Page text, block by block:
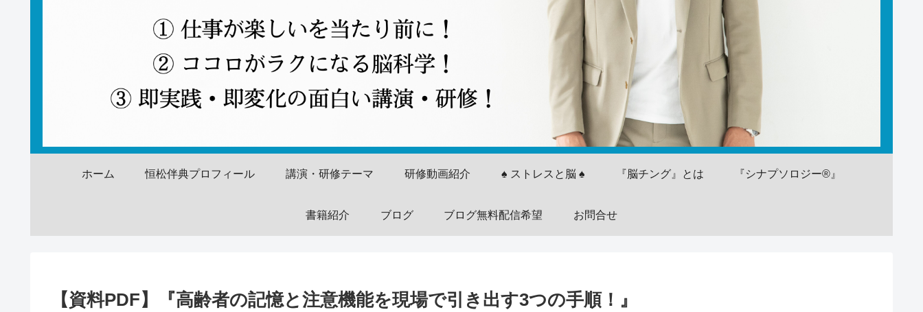
ホーム 恒松伴典プロフィール 講演・研修テーマ 研修動画紹介 ♠ ストレスと脳 ♠ 『脳チング』とは 『シナプソロジー®』
書籍紹介 ブログ ブログ無料配信希望 お問合せ
【資料PDF】『高齢者の記憶と注意機能を現場で引き出す3つの手順！』